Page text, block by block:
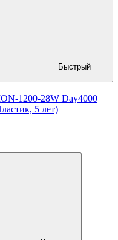
Быстрый
1200-28W Day4000
5 лет)